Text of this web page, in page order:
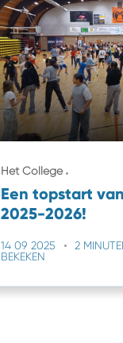
Het College
Een topstart
2025-2026!
14 09 2025 2
BEKEKEN